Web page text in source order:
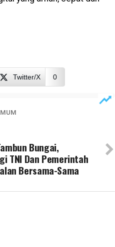
Twitter/X 0
Bungai,
TNI Dan Pemerintah
Bersama-Sama